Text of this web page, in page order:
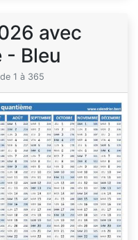
avec
- Bleu
1 à 365